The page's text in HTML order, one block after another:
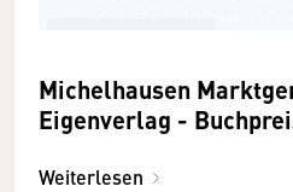
Michelhausen
Eigenverlag -
Weiterlesen